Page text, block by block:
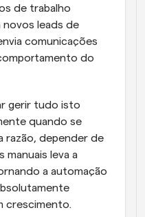
de trabalho
novos leads de
comunicações
do
gerir tudo isto
quando se
razão, depender de
manuais leva a
a automação
crescimento.